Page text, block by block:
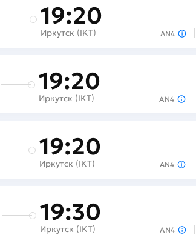
19:20
Иркутск (IKT) AN4
19:20
Иркутск (IKT) AN4
19:20
Иркутск (IKT) AN4
19:30
Иркутск (IKT) AN4